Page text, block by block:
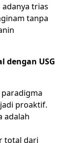
trias
tanpa
dengan USG
proaktif.
adalah
total dari